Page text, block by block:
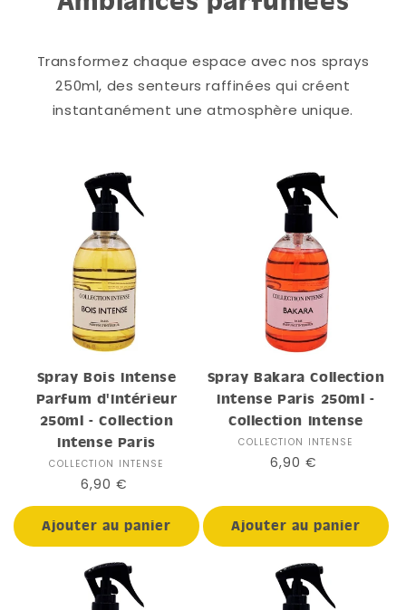
Transformez chaque espace avec nos sprays
250ml, des senteurs raffinées qui créent
instantanément une atmosphère unique.
Spray Bois Intense
Parfum d'Intérieur
250ml - Collection
Intense Paris
Distributeur :
COLLECTION INTENSE
Prix
habituel
6,90 €
Ajouter au panier
Spray Bakara Collection
Intense Paris 250ml -
Collection Intense
Distributeur :
COLLECTION INTENSE
Prix
6,90 €
Ajouter au panier